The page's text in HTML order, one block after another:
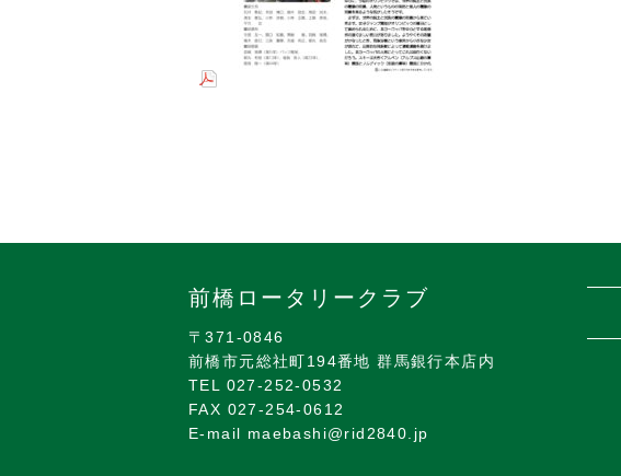
前橋ロータリークラブ
〒371-0846
前橋市元総社町194番地 群馬銀行本店内
TEL 027-252-0532
FAX 027-254-0612
E-mail maebashi@rid2840.jp